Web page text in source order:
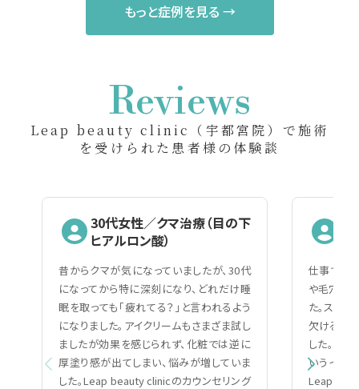
もっと症例を見る →
Reviews
Leap beauty clinic（宇都宮院）で施術
を受けられた患者様の体験談
30代女性／クマ治療（目の下
ヒアルロン酸）
昔からクマが気になっていましたが、30代
になってから特に深刻になり、どれだけ睡
眠を取っても「疲れてる？」と言われるよう
になりました。アイクリームもさまざま試し
ましたが効果を感じられず、化粧では逆に
厚塗り感が出てしまい、悩みが増していま
した。Leap beauty clinicのカウンセリング
仕事で人
や毛穴の
た。スキ
欠ける自
した。美
いうイメ
Leap